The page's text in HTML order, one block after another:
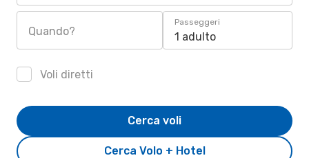
Quando?
Passeggeri
1 adulto
Voli diretti
Cerca Volo + Hotel
Cerca voli